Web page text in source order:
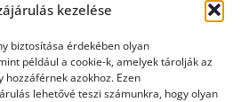
kezelése
biztosítása érdekében olyan
például a cookie-k, amelyek tárolják az
azokhoz. Ezen
lehetővé teszi számunkra, hogy olyan